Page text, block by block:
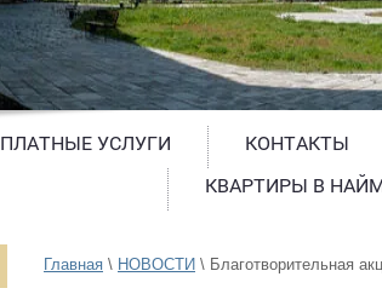
ПЛАТНЫЕ УСЛУГИ КОНТАКТЫ
КВАРТИРЫ В
Главная \ НОВОСТИ \ Благотворительная